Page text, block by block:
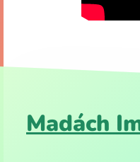
Madách